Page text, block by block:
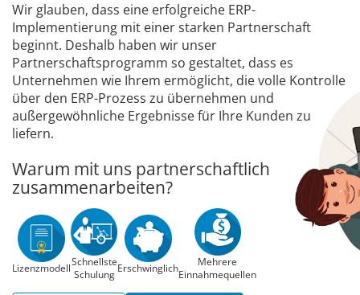
Wir glauben, dass eine erfolgreiche ERP-
Implementierung mit einer starken Partnerschaft
beginnt. Deshalb haben wir unser
Partnerschaftsprogramm so gestaltet, dass es
Unternehmen wie Ihrem ermöglicht, die volle Kontrolle
über den ERP-Prozess zu übernehmen und
außergewöhnliche Ergebnisse für Ihre Kunden zu
liefern.
Warum mit uns partnerschaftlich
zusammenarbeiten?
LizenzmodellSchnellste
Schulung Erschwinglich
Mehrere
Einnahmequellen